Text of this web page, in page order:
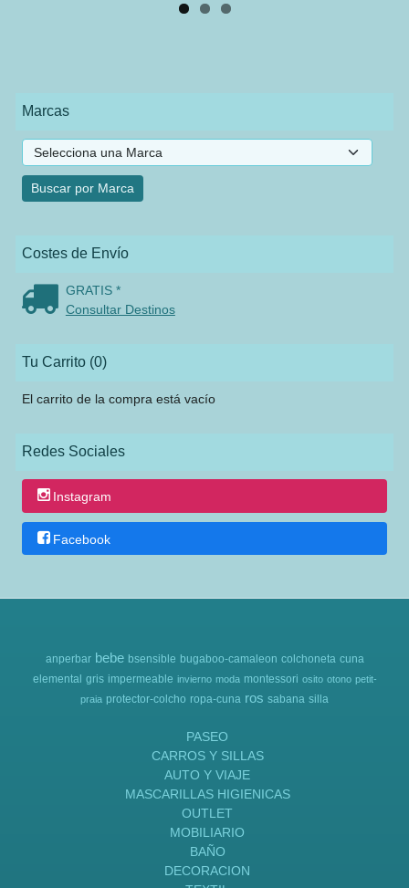
Marcas
Costes de Envío
GRATIS *
Consultar Destinos
Tu Carrito (0)
El carrito de la compra está vacío
Redes Sociales
Instagram
Facebook
anperbar bebe bsensible bugaboo-camaleon colchoneta cuna
elemental gris impermeable invierno moda montessori osito otono petit-
praia protector-colcho ropa-cuna ros sabana silla
PASEO
CARROS Y SILLAS
AUTO Y VIAJE
MASCARILLAS HIGIENICAS
OUTLET
MOBILIARIO
BAÑO
DECORACION